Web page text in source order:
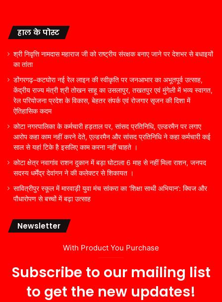
हाल के पोस्ट
श्री निवृत्ति नामदास महाराज जी को राष्ट्रीय संरक्षक बनाए जाने पर देशभर से बधाइयों
का तांता
डोंगरगढ़–कटघोरा नई रेल लाइन की स्वीकृति पर जनआभार का अभूतपूर्व उत्साह,
केंद्रीय राज्य मंत्री श्री तोखन साहू का उसलापुर, तखतपुर एवं मुंगेली में भव्य स्वागत,
रेल परियोजना प्रदेश के विकास, बेहतर संपर्क एवं रोजगार सृजन की दिशा में
ऐतिहासिक कदम
कोटा नगरपालिका के कर्मचारी हड़ताल पर, सांसद प्रतिनिधि, एल्डरमैन पर लगाए
आरोप कहा काम नहीं करने देते, एल्डरमैन और सांसद प्रतिनिधि ने कहा कर्मचारी कई
साल से यहां टिके है इसलिए काम करना नहीं चाहते ।
कोटा क्षेत्र नवागांव राशन दुकान में बड़ा घोटाला 6 माह से नहीं मिला राशन, जनपद
सदस्य धर्मेंद्र देवांगन ने की कलेक्टर से शिकायत ।
सावित्रीपुर स्कूल में मारवाड़ी युवा मंच सांकरा का ‘शिक्षा साथी अभियान’: क्विज और
पौधारोपण से बच्चों में बढ़ा उत्साह
Newsletter
With Product You Purchase
Subscribe to our mailing list
to get the new updates!